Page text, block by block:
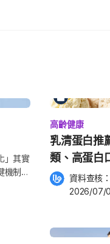
」其實
機制，
授
質、
高齡健康
乳清蛋白推
類、高蛋白
資料查核：
2026/07/